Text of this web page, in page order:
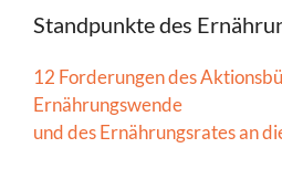
Standpunkte des
12 Forderungen des
Ernährungswende
und des Ernährungsrates an